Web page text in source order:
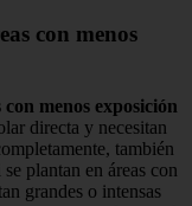
con menos
menos exposición
directa y necesitan
también
plantan en áreas con
grandes o intensas